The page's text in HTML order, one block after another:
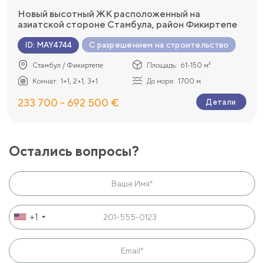
Новый высотный ЖК расположенный на
азиатской стороне Стамбула, район Фикиртепе
ID: MAY4744 С разрешением на строительство
Стамбул / Фикиртепе Площадь: 61-150 м²
Комнат: 1+1, 2+1, 3+1 До моря: 1700 м
233 700 - 692 500 € Детали
Остались вопросы?
+1